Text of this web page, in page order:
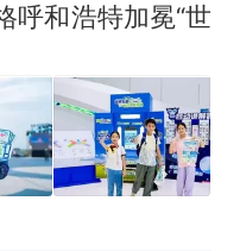
呼和浩特加冕“世